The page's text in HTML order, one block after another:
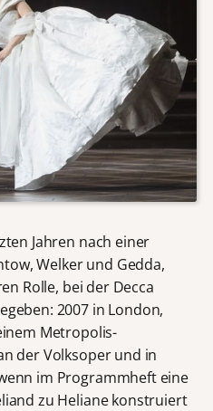
Jahren nach einer
Welker und Gedda,
Rolle, bei der Decca
2007 in London,
Metropolis-
der Volksoper und in
im Programmheft eine
zu Heliane konstruiert